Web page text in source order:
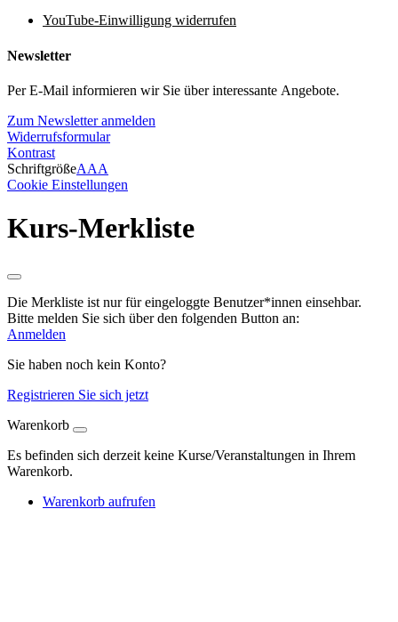
YouTube-Einwilligung widerrufen
Newsletter
Per E-Mail informieren wir Sie über interessante Angebote.
Zum Newsletter anmelden
Widerrufsformular
Kontrast
SchriftgrößeAAA
Cookie Einstellungen
Kurs-Merkliste
Die Merkliste ist nur für eingeloggte Benutzer*innen einsehbar.
Bitte melden Sie sich über den folgenden Button an:
Anmelden
Sie haben noch kein Konto?
Registrieren Sie sich jetzt
Warenkorb
Es befinden sich derzeit keine Kurse/Veranstaltungen in Ihrem
Warenkorb.
Warenkorb aufrufen